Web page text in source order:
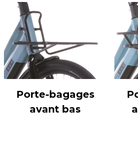
Porte-bagages
avant bas